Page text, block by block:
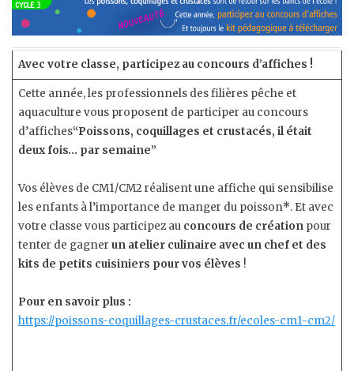
Avec votre classe, participez au concours d’affiches !
Cette année, les professionnels des filières pêche et
aquaculture vous proposent de participer au concours
d’affiches“Poissons, coquillages et crustacés, il était
deux fois… par semaine”
Vos élèves de CM1/CM2 réalisent une affiche qui sensibilise
les enfants à l’importance de manger du poisson*. Et avec
votre classe vous participez au concours de créationpour
tenter de gagner un atelier culinaire avec un chef et des
kits de petits cuisiniers pour vos élèves !
Pour en savoir plus :
https://poissons-coquillages-crustaces.fr/ecoles-cm1-cm2/